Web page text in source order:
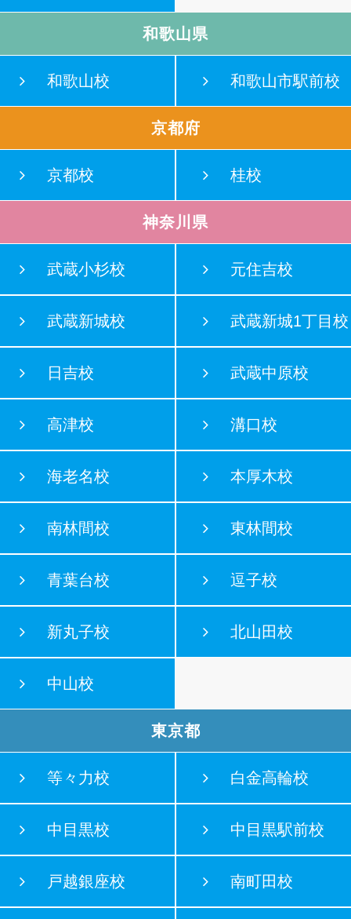
和歌山県
和歌山校 和歌山市駅前校
京都府
京都校 桂校
神奈川県
武蔵小杉校 元住吉校
武蔵新城校 武蔵新城1丁目校
日吉校 武蔵中原校
高津校 溝口校
海老名校 本厚木校
南林間校 東林間校
青葉台校 逗子校
新丸子校 北山田校
中山校
東京都
等々力校 白金高輪校
中目黒校 中目黒駅前校
戸越銀座校 南町田校